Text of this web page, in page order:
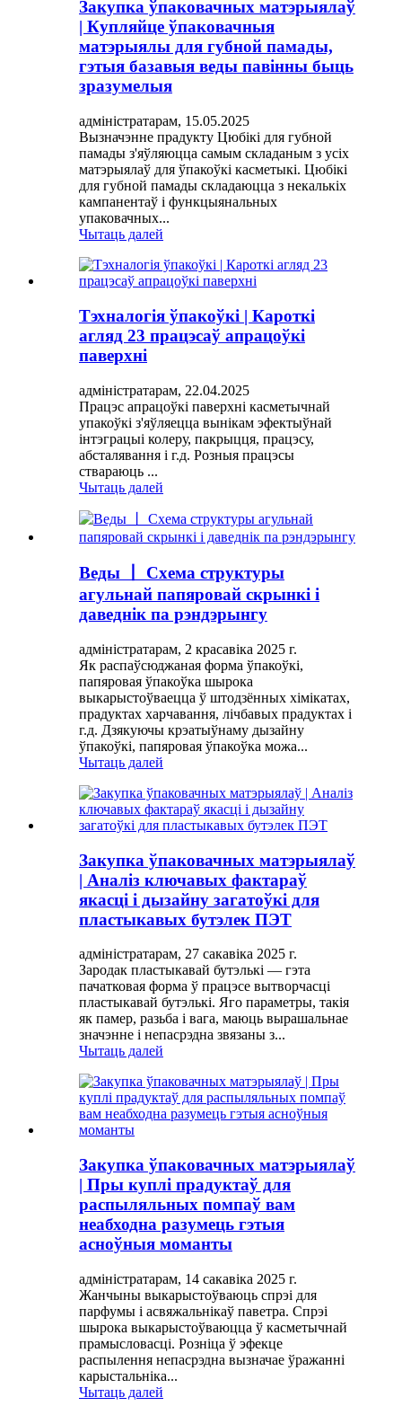
Закупка ўпаковачных матэрыялаў
| Купляйце ўпаковачныя
матэрыялы для губной памады,
гэтыя базавыя веды павінны быць
зразумелыя
адміністратарам, 15.05.2025
Вызначэнне прадукту Цюбікі для губной
памады з'яўляюцца самым складаным з усіх
матэрыялаў для ўпакоўкі касметыкі. Цюбікі
для губной памады складаюцца з некалькіх
кампанентаў і функцыянальных
упаковачных...
Чытаць далей
Тэхналогія ўпакоўкі | Кароткі
агляд 23 працэсаў апрацоўкі
паверхні
адміністратарам, 22.04.2025
Працэс апрацоўкі паверхні касметычнай
упакоўкі з'яўляецца вынікам эфектыўнай
інтэграцыі колеру, пакрыцця, працэсу,
абсталявання і г.д. Розныя працэсы
ствараюць ...
Чытаць далей
Веды 丨 Схема структуры
агульнай папяровай скрынкі і
даведнік па рэндэрынгу
адміністратарам, 2 красавіка 2025 г.
Як распаўсюджаная форма ўпакоўкі,
папяровая ўпакоўка шырока
выкарыстоўваецца ў штодзённых хімікатах,
прадуктах харчавання, лічбавых прадуктах і
г.д. Дзякуючы крэатыўнаму дызайну
ўпакоўкі, папяровая ўпакоўка можа...
Чытаць далей
Закупка ўпаковачных матэрыялаў
| Аналіз ключавых фактараў
якасці і дызайну загатоўкі для
пластыкавых бутэлек ПЭТ
адміністратарам, 27 сакавіка 2025 г.
Зародак пластыкавай бутэлькі — гэта
пачатковая форма ў працэсе вытворчасці
пластыкавай бутэлькі. Яго параметры, такія
як памер, разьба і вага, маюць вырашальнае
значэнне і непасрэдна звязаны з...
Чытаць далей
Закупка ўпаковачных матэрыялаў
| Пры куплі прадуктаў для
распыляльных помпаў вам
неабходна разумець гэтыя
асноўныя моманты
адміністратарам, 14 сакавіка 2025 г.
Жанчыны выкарыстоўваюць спрэі для
парфумы і асвяжальнікаў паветра. Спрэі
шырока выкарыстоўваюцца ў касметычнай
прамысловасці. Розніца ў эфекце
распылення непасрэдна вызначае ўражанні
карыстальніка...
Чытаць далей